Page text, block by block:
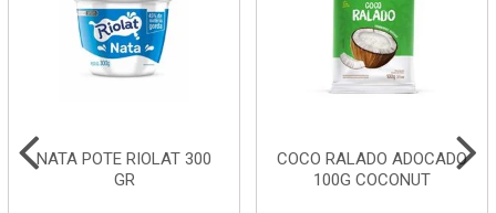
NATA POTE RIOLAT 300
GR
COCO RALADO ADOCADO
100G COCONUT